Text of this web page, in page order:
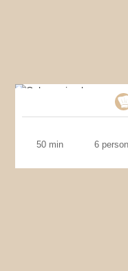
50 min 6